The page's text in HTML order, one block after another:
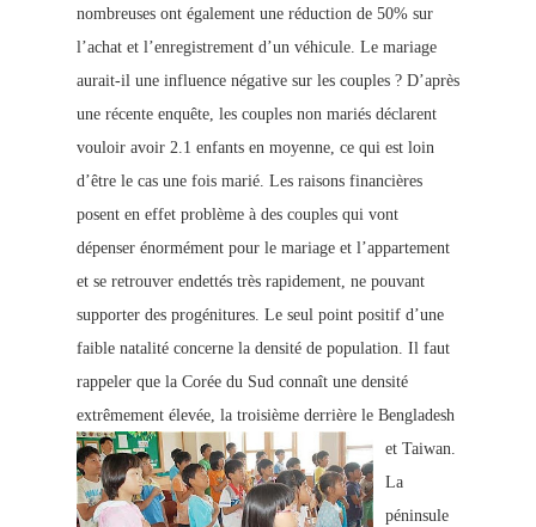
nombreuses ont également une réduction de 50% sur
l’achat et l’enregistrement d’un véhicule. Le mariage
aurait-il une influence négative sur les couples ? D’après
une récente enquête, les couples non mariés déclarent
vouloir avoir 2.1 enfants en moyenne, ce qui est loin
d’être le cas une fois marié. Les raisons financières
posent en effet problème à des couples qui vont
dépenser énormément pour le mariage et l’appartement
et se retrouver endettés très rapidement, ne pouvant
supporter des progénitures. Le seul point positif d’une
faible natalité concerne la densité de population. Il faut
rappeler que la Corée du Sud connaît une densité
extrêmement élevée, la troisième derrière le Bengladesh
et Taiwan.
La
péninsule